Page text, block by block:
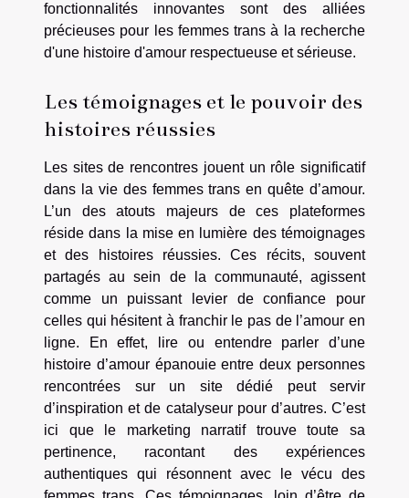
fonctionnalités innovantes sont des alliées
précieuses pour les femmes trans à la recherche
d'une histoire d'amour respectueuse et sérieuse.
Les témoignages et le pouvoir des
histoires réussies
Les sites de rencontres jouent un rôle significatif
dans la vie des femmes trans en quête d’amour.
L’un des atouts majeurs de ces plateformes
réside dans la mise en lumière des témoignages
et des histoires réussies. Ces récits, souvent
partagés au sein de la communauté, agissent
comme un puissant levier de confiance pour
celles qui hésitent à franchir le pas de l’amour en
ligne. En effet, lire ou entendre parler d’une
histoire d’amour épanouie entre deux personnes
rencontrées sur un site dédié peut servir
d’inspiration et de catalyseur pour d’autres. C’est
ici que le marketing narratif trouve toute sa
pertinence, racontant des expériences
authentiques qui résonnent avec le vécu des